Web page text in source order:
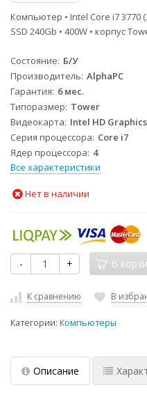
Компьютер • Intel Core i7 3770
SSD 240Gb • 400W • корпус
Состояние Б/У
Производитель AlphaPC
Гарантия 6 мес.
Типоразмер Tower
Видеокарта Intel HD Graphics
Серия процессора Core i7
Ядер процессора 4
Все характеристики
Нет в наличии
- + В
К сравнению В
Категории: Компьютеры
Описание